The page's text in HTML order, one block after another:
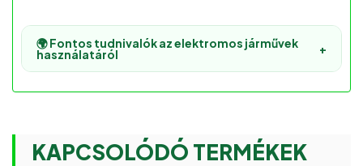
🌍 Fontos tudnivalók az elektromos járművek
használatáról +
KAPCSOLÓDÓ TERMÉKEK